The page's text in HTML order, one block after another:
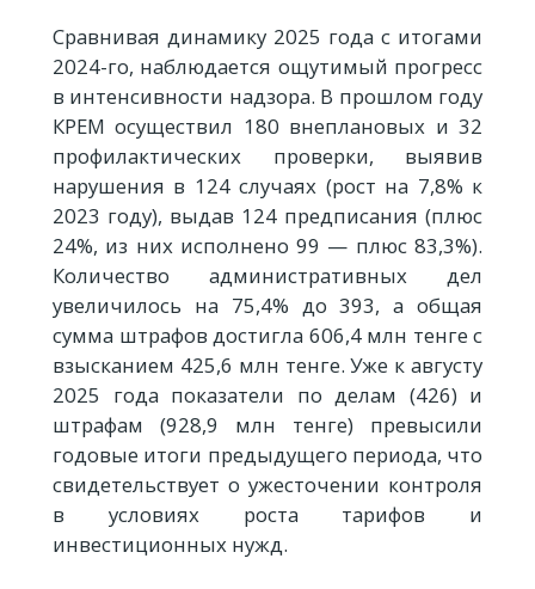
Сравнивая динамику 2025 года с итогами
2024-го, наблюдается ощутимый прогресс
в интенсивности надзора. В прошлом году
КРЕМ осуществил 180 внеплановых и 32
профилактических проверки, выявив
нарушения в 124 случаях (рост на 7,8% к
2023 году), выдав 124 предписания (плюс
24%, из них исполнено 99 — плюс 83,3%).
Количество административных дел
увеличилось на 75,4% до 393, а общая
сумма штрафов достигла 606,4 млн тенге с
взысканием 425,6 млн тенге. Уже к августу
2025 года показатели по делам (426) и
штрафам (928,9 млн тенге) превысили
годовые итоги предыдущего периода, что
свидетельствует о ужесточении контроля
в условиях роста тарифов и
инвестиционных нужд.